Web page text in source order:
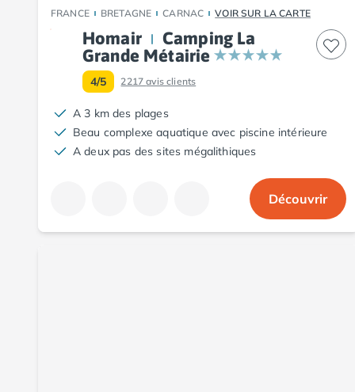
Camping Aude
Camping Gruissan
Camping Narbonne-Plage
Camping Sigean
Camping Gard
Camping Aigues-Mortes
Camping Grau-du-Roi
Camping Nîmes
FRANCE BRETAGNE CARNAC VOIR SUR LA CARTE
Homair
Camping La
Grande Métairie
4/5 2217avis clients
A 3 km des plages
Beau complexe aquatique avec piscine intérieure
A deux pas des sites mégalithiques
Découvrir